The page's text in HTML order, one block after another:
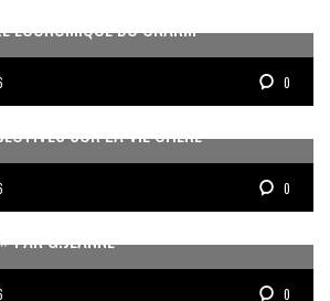
ÉCONOMIQUE DU CNARM
0
SUR LA VIE CHÈRE
0
FORT ET RESPONSABLE FACE AUX
PAR G.JEANNE
0